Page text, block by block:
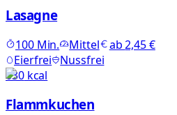
Lasagne
100Min. Mittel ab2,45 €
Eierfrei
Nussfrei
630kcal
Flammkuchen